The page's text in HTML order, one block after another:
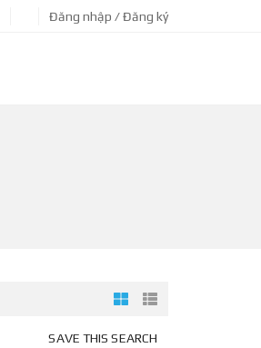
Đăng nhập / Đăng ký
SAVE THIS SEARCH